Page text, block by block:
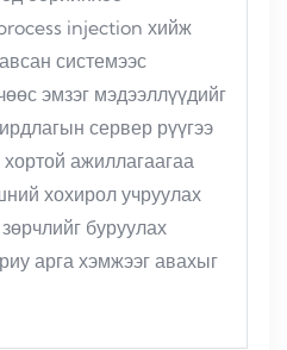
injection хийж
системээс
эмзэг мэдээллүүдийг
сервер рүүгээ
ажиллагаагаа
хохирол учруулах
буруулах
арга хэмжээг авахыг